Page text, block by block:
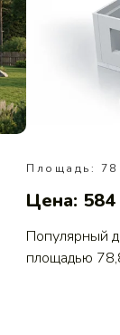
Площадь: 78
Цена:
Популярный
площадью